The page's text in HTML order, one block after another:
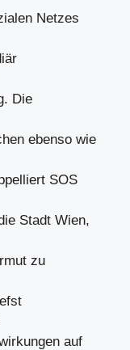
Netzes
Die
ebenso wie
SOS
Stadt Wien,
zu
auf